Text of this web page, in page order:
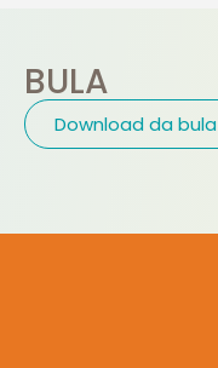
BULA
Download da bula